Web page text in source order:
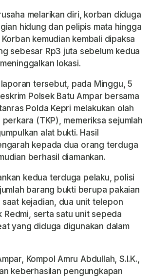
melarikan diri, korban diduga
hidung dan pelipis mata hingga
Korban kemudian kembali dipaksa
sebesar Rp3 juta sebelum kedua
lokasi.
tersebut, pada Minggu, 5
Polsek Batu Ampar bersama
Polda Kepri melakukan olah
(TKP), memeriksa sejumlah
alat bukti. Hasil
kepada dua orang terduga
berhasil diamankan.
kedua terduga pelaku, polisi
barang bukti berupa pakaian
kejadian, dua unit telepon
Redmi, serta satu unit sepeda
yang diduga digunakan dalam
Kompol Amru Abdullah, S.I.K.,
keberhasilan pengungkapan